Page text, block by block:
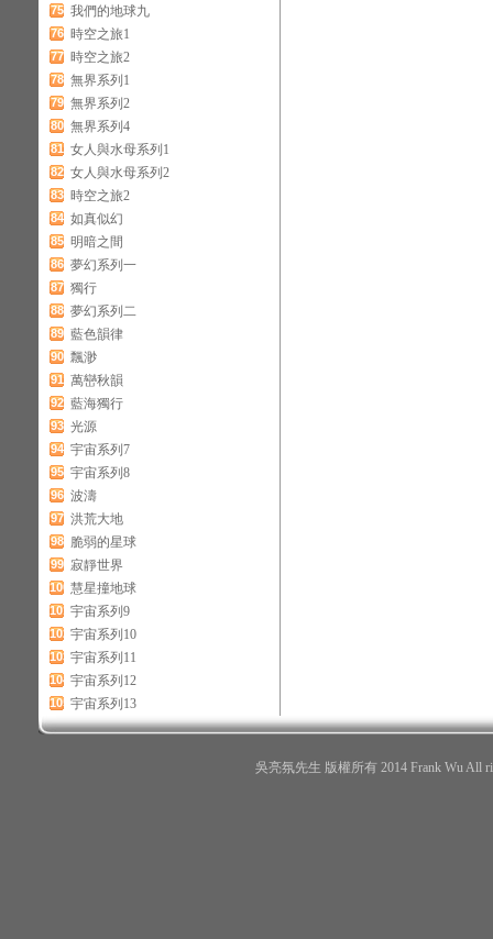
75 我們的地球九
76 時空之旅1
77 時空之旅2
78 無界系列1
79 無界系列2
80 無界系列4
81 女人與水母系列1
82 女人與水母系列2
83 時空之旅2
84 如真似幻
85 明暗之間
86 夢幻系列一
87 獨行
88 夢幻系列二
89 藍色韻律
90 飄渺
91 萬巒秋韻
92 藍海獨行
93 光源
94 宇宙系列7
95 宇宙系列8
96 波濤
97 洪荒大地
98 脆弱的星球
99 寂靜世界
100 慧星撞地球
101 宇宙系列9
102 宇宙系列10
103 宇宙系列11
104 宇宙系列12
105 宇宙系列13
吳亮氛先生 版權所有 2014 Frank Wu All